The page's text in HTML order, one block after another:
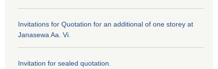
Invitations for Quotation for an additional of one storey at
Janasewa Aa. Vi.
Invitation for sealed quotation.